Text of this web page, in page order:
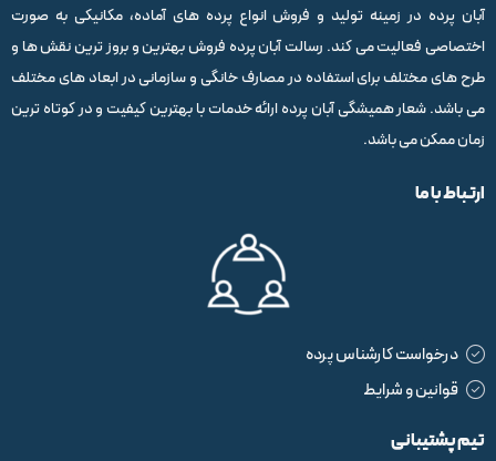
آبان پرده در زمینه تولید و فروش انواع پرده های آماده، مکانیکی به صورت
اختصاصی فعالیت می کند. رسالت آبان پرده فروش بهترین و بروز ترین نقش ها و
طرح های مختلف برای استفاده در مصارف خانگی و سازمانی در ابعاد های مختلف
می باشد. شعار همیشگی آبان پرده ارائه خدمات با بهترین کیفیت و در کوتاه ترین
زمان ممکن می باشد.
ارتباط با ما
درخواست کارشناس پرده
قوانین و شرایط
تیم پشتیبانی